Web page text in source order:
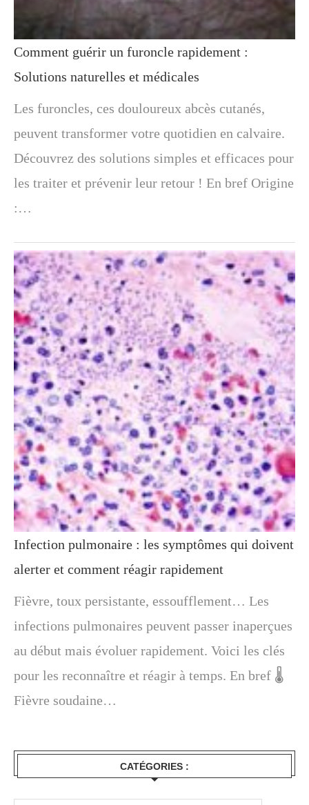
Comment guérir un furoncle rapidement :
Solutions naturelles et médicales
Les furoncles, ces douloureux abcès cutanés,
peuvent transformer votre quotidien en calvaire.
Découvrez des solutions simples et efficaces pour
les traiter et prévenir leur retour ! En bref Origine
:…
Infection pulmonaire : les symptômes qui doivent
alerter et comment réagir rapidement
Fièvre, toux persistante, essoufflement… Les
infections pulmonaires peuvent passer inaperçues
au début mais évoluer rapidement. Voici les clés
pour les reconnaître et réagir à temps. En bref 🌡️
Fièvre soudaine…
CATÉGORIES :